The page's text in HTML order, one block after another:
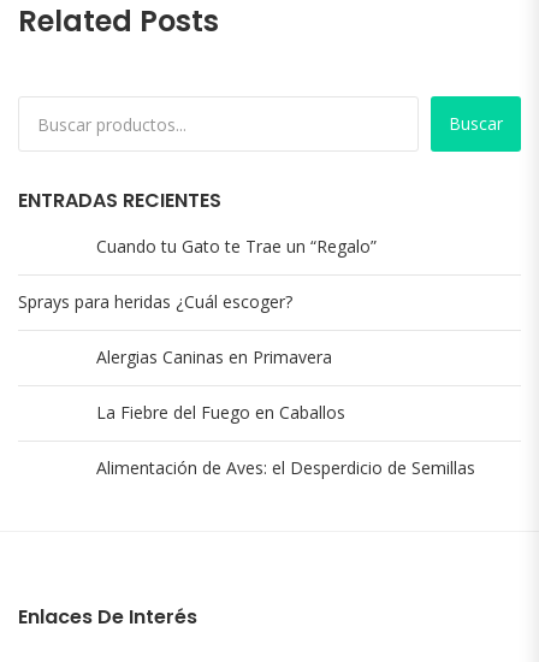
Related Posts
Buscar
ENTRADAS RECIENTES
Cuando tu Gato te Trae un “Regalo”
Sprays para heridas ¿Cuál escoger?
Alergias Caninas en Primavera
La Fiebre del Fuego en Caballos
Alimentación de Aves: el Desperdicio de Semillas
Enlaces De Interés